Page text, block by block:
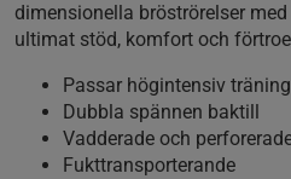
dimensionella bröströrelser
ultimat stöd, komfort och
Passar högintensiv träning
Dubbla spännen baktill
Vadderade och
Fukttransporterande